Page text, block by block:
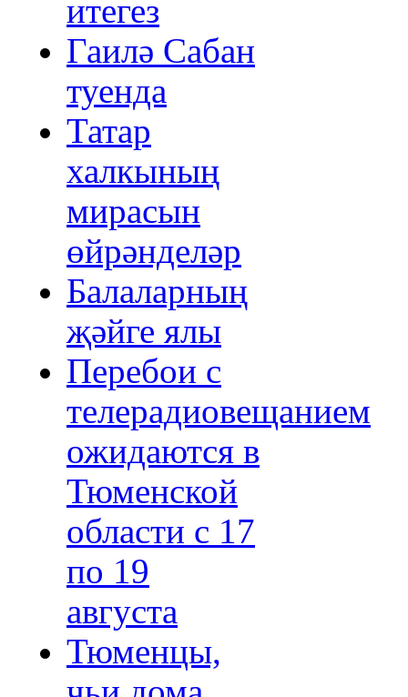
итегез
Гаилә Сабан
туенда
Татар
халкының
мирасын
өйрәнделәр
Балаларның
җәйге ялы
Перебои с
телерадиовещанием
ожидаются в
Тюменской
области с 17
по 19
августа
Тюменцы,